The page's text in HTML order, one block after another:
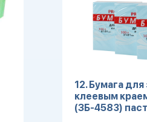
12. Бумага
клеевым
(ЗБ-4583)